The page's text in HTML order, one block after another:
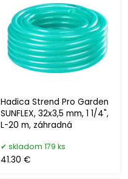
Hadica Strend Pro Garden
SUNFLEX, 32x3,5 mm, 1 1/4",
L-20 m, záhradná
skladom 179 ks
41.30 €